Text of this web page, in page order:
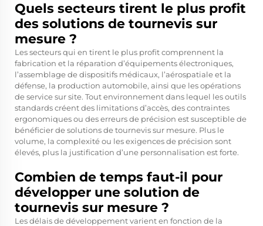
Quels secteurs tirent le plus profit
des solutions de tournevis sur
mesure ?
Les secteurs qui en tirent le plus profit comprennent la
fabrication et la réparation d’équipements électroniques,
l’assemblage de dispositifs médicaux, l’aérospatiale et la
défense, la production automobile, ainsi que les opérations
de service sur site. Tout environnement dans lequel les outils
standards créent des limitations d’accès, des contraintes
ergonomiques ou des erreurs de précision est susceptible de
bénéficier de solutions de tournevis sur mesure. Plus le
volume, la complexité ou les exigences de précision sont
élevés, plus la justification d’une personnalisation est forte.
Combien de temps faut-il pour
développer une solution de
tournevis sur mesure ?
Les délais de développement varient en fonction de la